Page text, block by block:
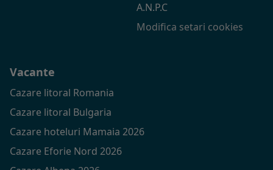
A.N.P.C
Modifica setari cookies
Vacante
Cazare litoral Romania
Cazare litoral Bulgaria
Cazare hoteluri Mamaia 2026
Cazare Eforie Nord 2026